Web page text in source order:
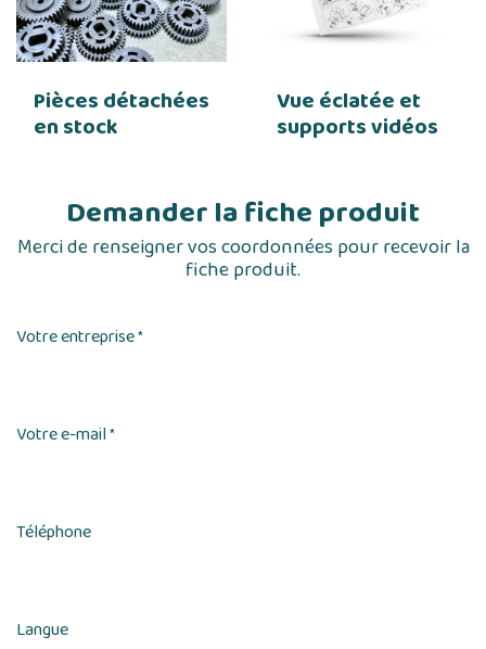
Pièces détachées
en stock
Vue éclatée et
supports vidéos
Demander la fiche produit
Merci de renseigner vos coordonnées pour recevoir la
fiche produit.
Votre entreprise*
Votre e-mail*
Téléphone
Langue